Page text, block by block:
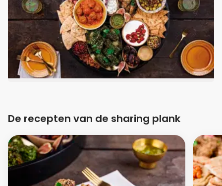
De recepten van de sharing plank